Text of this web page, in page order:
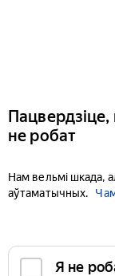
не робат
Нам вельмі шкада,
аўтаматычных.
Я не